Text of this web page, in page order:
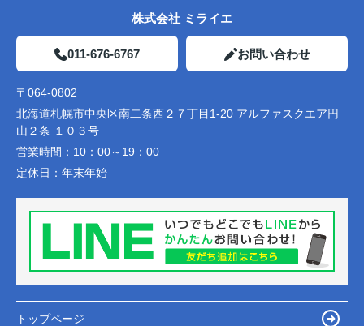
株式会社 ミライエ
011-676-6767 お問い合わせ
〒064-0802
北海道札幌市中央区南二条西２７丁目1-20 アルファスクエア円
山２条 １０３号
営業時間： 10：00～19：00
定休日： 年末年始
トップページ